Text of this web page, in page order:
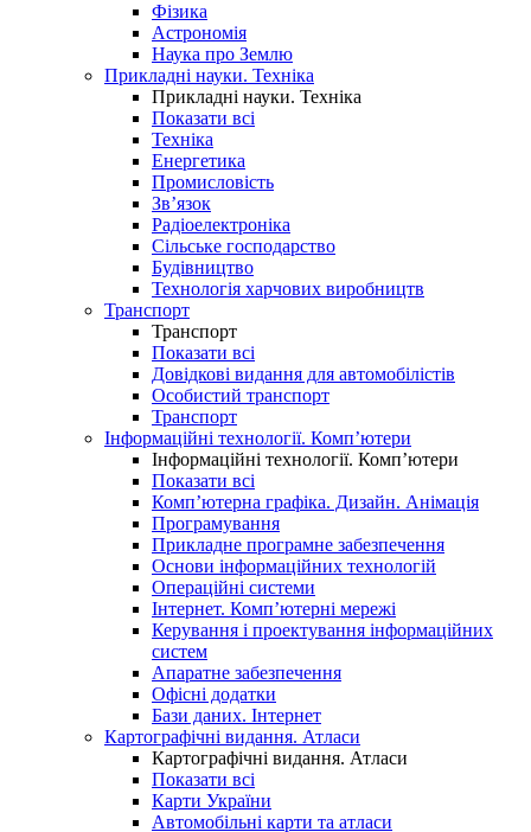
Фізика
Астрономія
Наука про Землю
Прикладні науки. Техніка
Прикладні науки. Техніка
Показати всі
Техніка
Енергетика
Промисловість
Зв’язок
Радіоелектроніка
Сільське господарство
Будівництво
Технологія харчових виробництв
Транспорт
Транспорт
Показати всі
Довідкові видання для автомобілістів
Особистий транспорт
Транспорт
Інформаційні технології. Комп’ютери
Інформаційні технології. Комп’ютери
Показати всі
Комп’ютерна графіка. Дизайн. Анімація
Програмування
Прикладне програмне забезпечення
Основи інформаційних технологій
Операційні системи
Інтернет. Комп’ютерні мережі
Керування і проектування інформаційних
систем
Апаратне забезпечення
Офісні додатки
Бази даних. Інтернет
Картографічні видання. Атласи
Картографічні видання. Атласи
Показати всі
Карти України
Автомобільні карти та атласи